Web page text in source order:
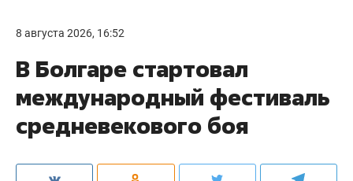
8 августа 2026, 16:52
В Болгаре стартовал
международный фестиваль
средневекового боя